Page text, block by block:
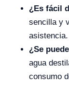
¿Es fácil
sencilla y
asistencia.
¿Se
agua
consumo